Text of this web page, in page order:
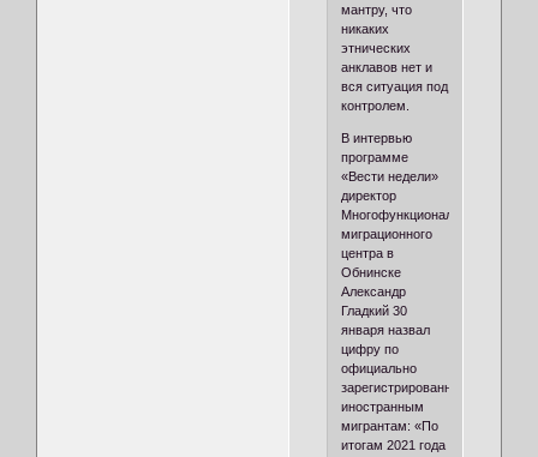
мантру, что
никаких
этнических
анклавов нет и
вся ситуация под
контролем.
В интервью
программе
«Вести недели»
директор
Многофункционального
миграционного
центра в
Обнинске
Александр
Гладкий 30
января назвал
цифру по
официально
зарегистрированным
иностранным
мигрантам: «По
итогам 2021 года